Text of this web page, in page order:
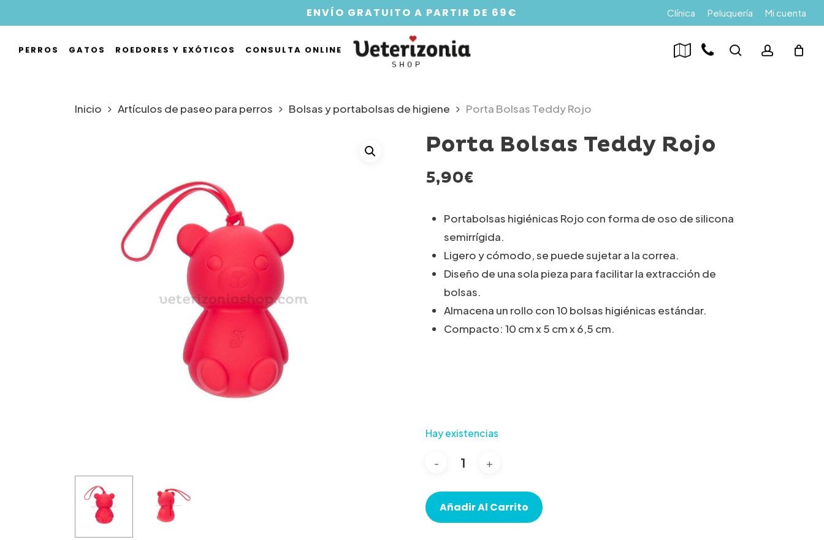
to
main
ENVÍO GRATUITO A PARTIR DE 69€ Clínica Peluquería Mi cuenta
PERROS GATOS ROEDORES Y EXÓTICOS CONSULTA ONLINE search account
Inicio Artículos de paseo para perros Bolsas y portabolsas de higiene Porta Bolsas Teddy Rojo
Porta Bolsas Teddy Rojo
5,90€
Portabolsas higiénicas Rojo con forma de oso de silicona
semirrígida.
Ligero y cómodo, se puede sujetar a la correa.
Diseño de una sola pieza para facilitar la extracción de
bolsas.
Almacena un rollo con 10 bolsas higiénicas estándar.
Compacto: 10 cm x 5 cm x 6,5 cm.
Hay existencias
Añadir Al Carrito
Menu